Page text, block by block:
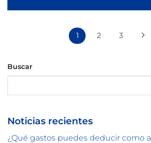
1 2 3
Buscar
Noticias recientes
¿Qué gastos puedes deducir como